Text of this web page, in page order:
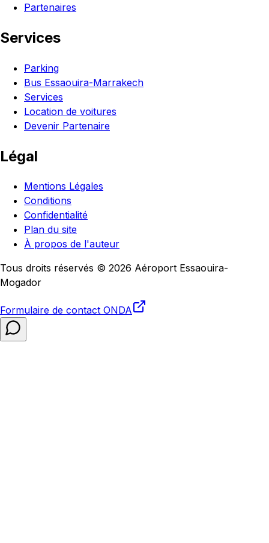
Partenaires
Services
Parking
Bus Essaouira-Marrakech
Services
Location de voitures
Devenir Partenaire
Légal
Mentions Légales
Conditions
Confidentialité
Plan du site
À propos de l'auteur
Tous droits réservés © 2026 Aéroport Essaouira-
Mogador
Formulaire de contact ONDA